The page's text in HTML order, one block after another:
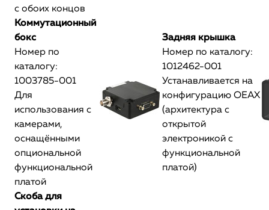
с обоих концов
Коммутационный
бокс
Номер по
каталогу:
1003785-001
Для
использования с
камерами,
оснащёнными
опциональной
функциональной
платой
Задняя крышка
Номер по каталогу:
1012462-001
Устанавливается на
конфигурацию OEAX
(архитектура с
открытой
электроникой с
функциональной
платой)
Скоба для